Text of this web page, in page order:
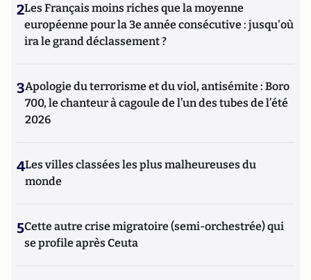
2Les Français moins riches que la moyenne
européenne pour la 3e année consécutive : jusqu'où
ira le grand déclassement ?
3Apologie du terrorisme et du viol, antisémite : Boro
700, le chanteur à cagoule de l’un des tubes de l’été
2026
4Les villes classées les plus malheureuses du
monde
5Cette autre crise migratoire (semi-orchestrée) qui
se profile après Ceuta